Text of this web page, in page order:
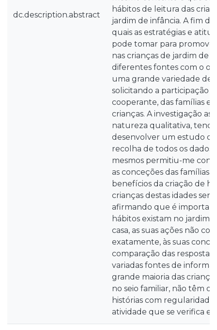
dc.description.abstract
hábitos de leitura das
jardim de infância. A fim
quais as estratégias e
pode tomar para
nas crianças de jardim de
diferentes fontes com o
uma grande variedade de
solicitando a participação
cooperante, das famílias e
crianças. A investigação
natureza qualitativa,
desenvolver um estudo de
recolha de todos os dados,
mesmos permitiu-me
as conceções das famílias
benefícios da criação de
crianças destas idades
afirmando que é
hábitos existam no jardim
casa, as suas ações não
exatamente, às suas
comparação das
variadas fontes de
grande maioria das
no seio familiar, não têm o
histórias com
atividade que se verifica